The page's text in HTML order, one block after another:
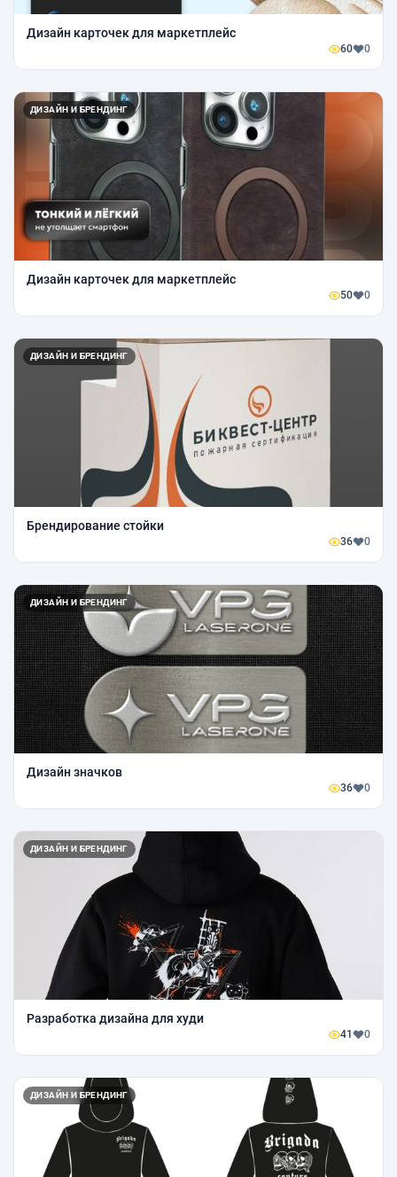
Дизайн карточек для маркетплейс
60 0
ДИЗАЙН И БРЕНДИНГ
Дизайн карточек для маркетплейс
50 0
ДИЗАЙН И БРЕНДИНГ
Брендирование стойки
36 0
ДИЗАЙН И БРЕНДИНГ
Дизайн значков
36 0
ДИЗАЙН И БРЕНДИНГ
Разработка дизайна для худи
41 0
ДИЗАЙН И БРЕНДИНГ